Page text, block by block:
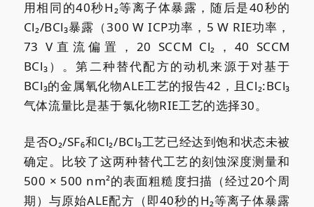
用相同的40秒H₂等离子体暴露，随后是40秒的
Cl₂/BCl₃暴露（300 W ICP功率，5 W RIE功率，
73 V直流偏置，20 SCCM Cl₂，40 SCCM
BCl₃）。第二种替代配方的动机来源于对基于
BCl₃的金属氧化物ALE工艺的报告42，且Cl₂:BCl₃
气体流量比是基于氯化物RIE工艺的选择30。
是否O₂/SF₆和Cl₂/BCl₃工艺已经达到饱和状态未被
确定。比较了这两种替代工艺的刻蚀深度测量和
500 × 500 nm²的表面粗糙度扫描（经过20个周
期）与原始ALE配方（即40秒的H₂等离子体暴露